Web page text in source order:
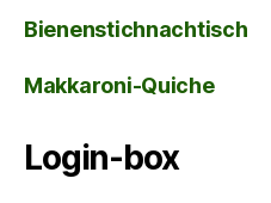
Bienenstichnachtisch
Makkaroni-Quiche
Login-box